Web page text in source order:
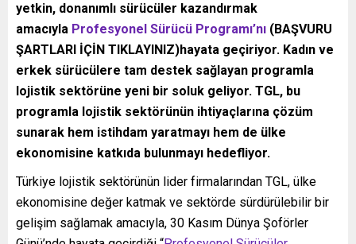
yetkin, donanımlı sürücüler kazandırmak
amacıyla Profesyonel Sürücü Programı’nı (BAŞVURU
ŞARTLARI İÇİN TIKLAYINIZ)hayata geçiriyor. Kadın ve
erkek sürücülere tam destek sağlayan programla
lojistik sektörüne yeni bir soluk geliyor. TGL, bu
programla lojistik sektörünün ihtiyaçlarına çözüm
sunarak hem istihdam yaratmayı hem de ülke
ekonomisine katkıda bulunmayı hedefliyor.
Türkiye lojistik sektörünün lider firmalarından TGL, ülke
ekonomisine değer katmak ve sektörde sürdürülebilir bir
gelişim sağlamak amacıyla, 30 Kasım Dünya Şoförler